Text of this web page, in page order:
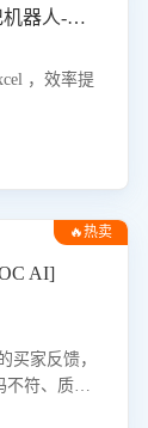
抖音小店已发货仅退款拦截登记机器人-八爪鱼
，效率提
🔥热卖
AI]
买家反馈，
不符、质量